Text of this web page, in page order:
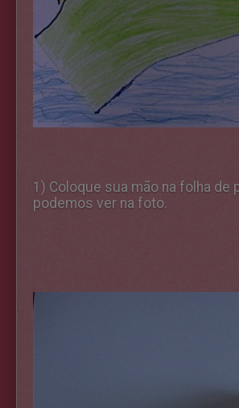
1) Coloque sua mão na folha de
podemos ver na foto.